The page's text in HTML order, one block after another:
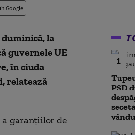
Google
la
guvernele UE
în ciuda
relatează
a garanţiilor de
1
PSD